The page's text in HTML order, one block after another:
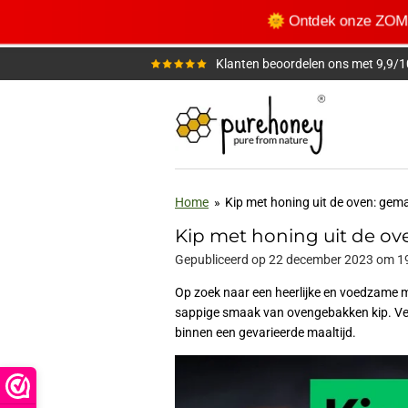
🌞 Ontdek onze
de
Klanten beoordelen ons met 9,9/
Home » Kip met honing uit de oven:
Kip met honing uit de
Gepubliceerd op 22 december 2023 om
Op zoek naar een heerlijke en
sappige smaak van ovengebakken kip.
binnen een gevarieerde maaltijd.